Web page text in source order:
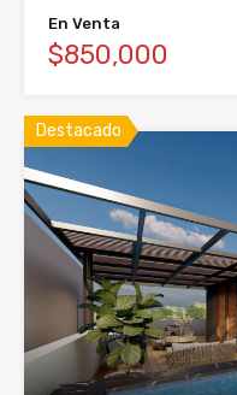
En Venta
$850,000
Destacado